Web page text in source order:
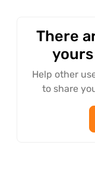
There
Help other
to share